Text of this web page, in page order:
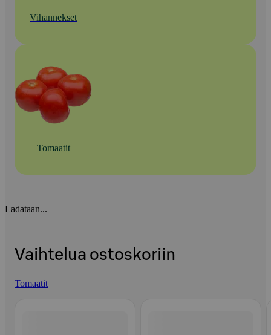
Vihannekset
Tomaatit
Ladataan...
Vaihtelua ostoskoriin
Tomaatit